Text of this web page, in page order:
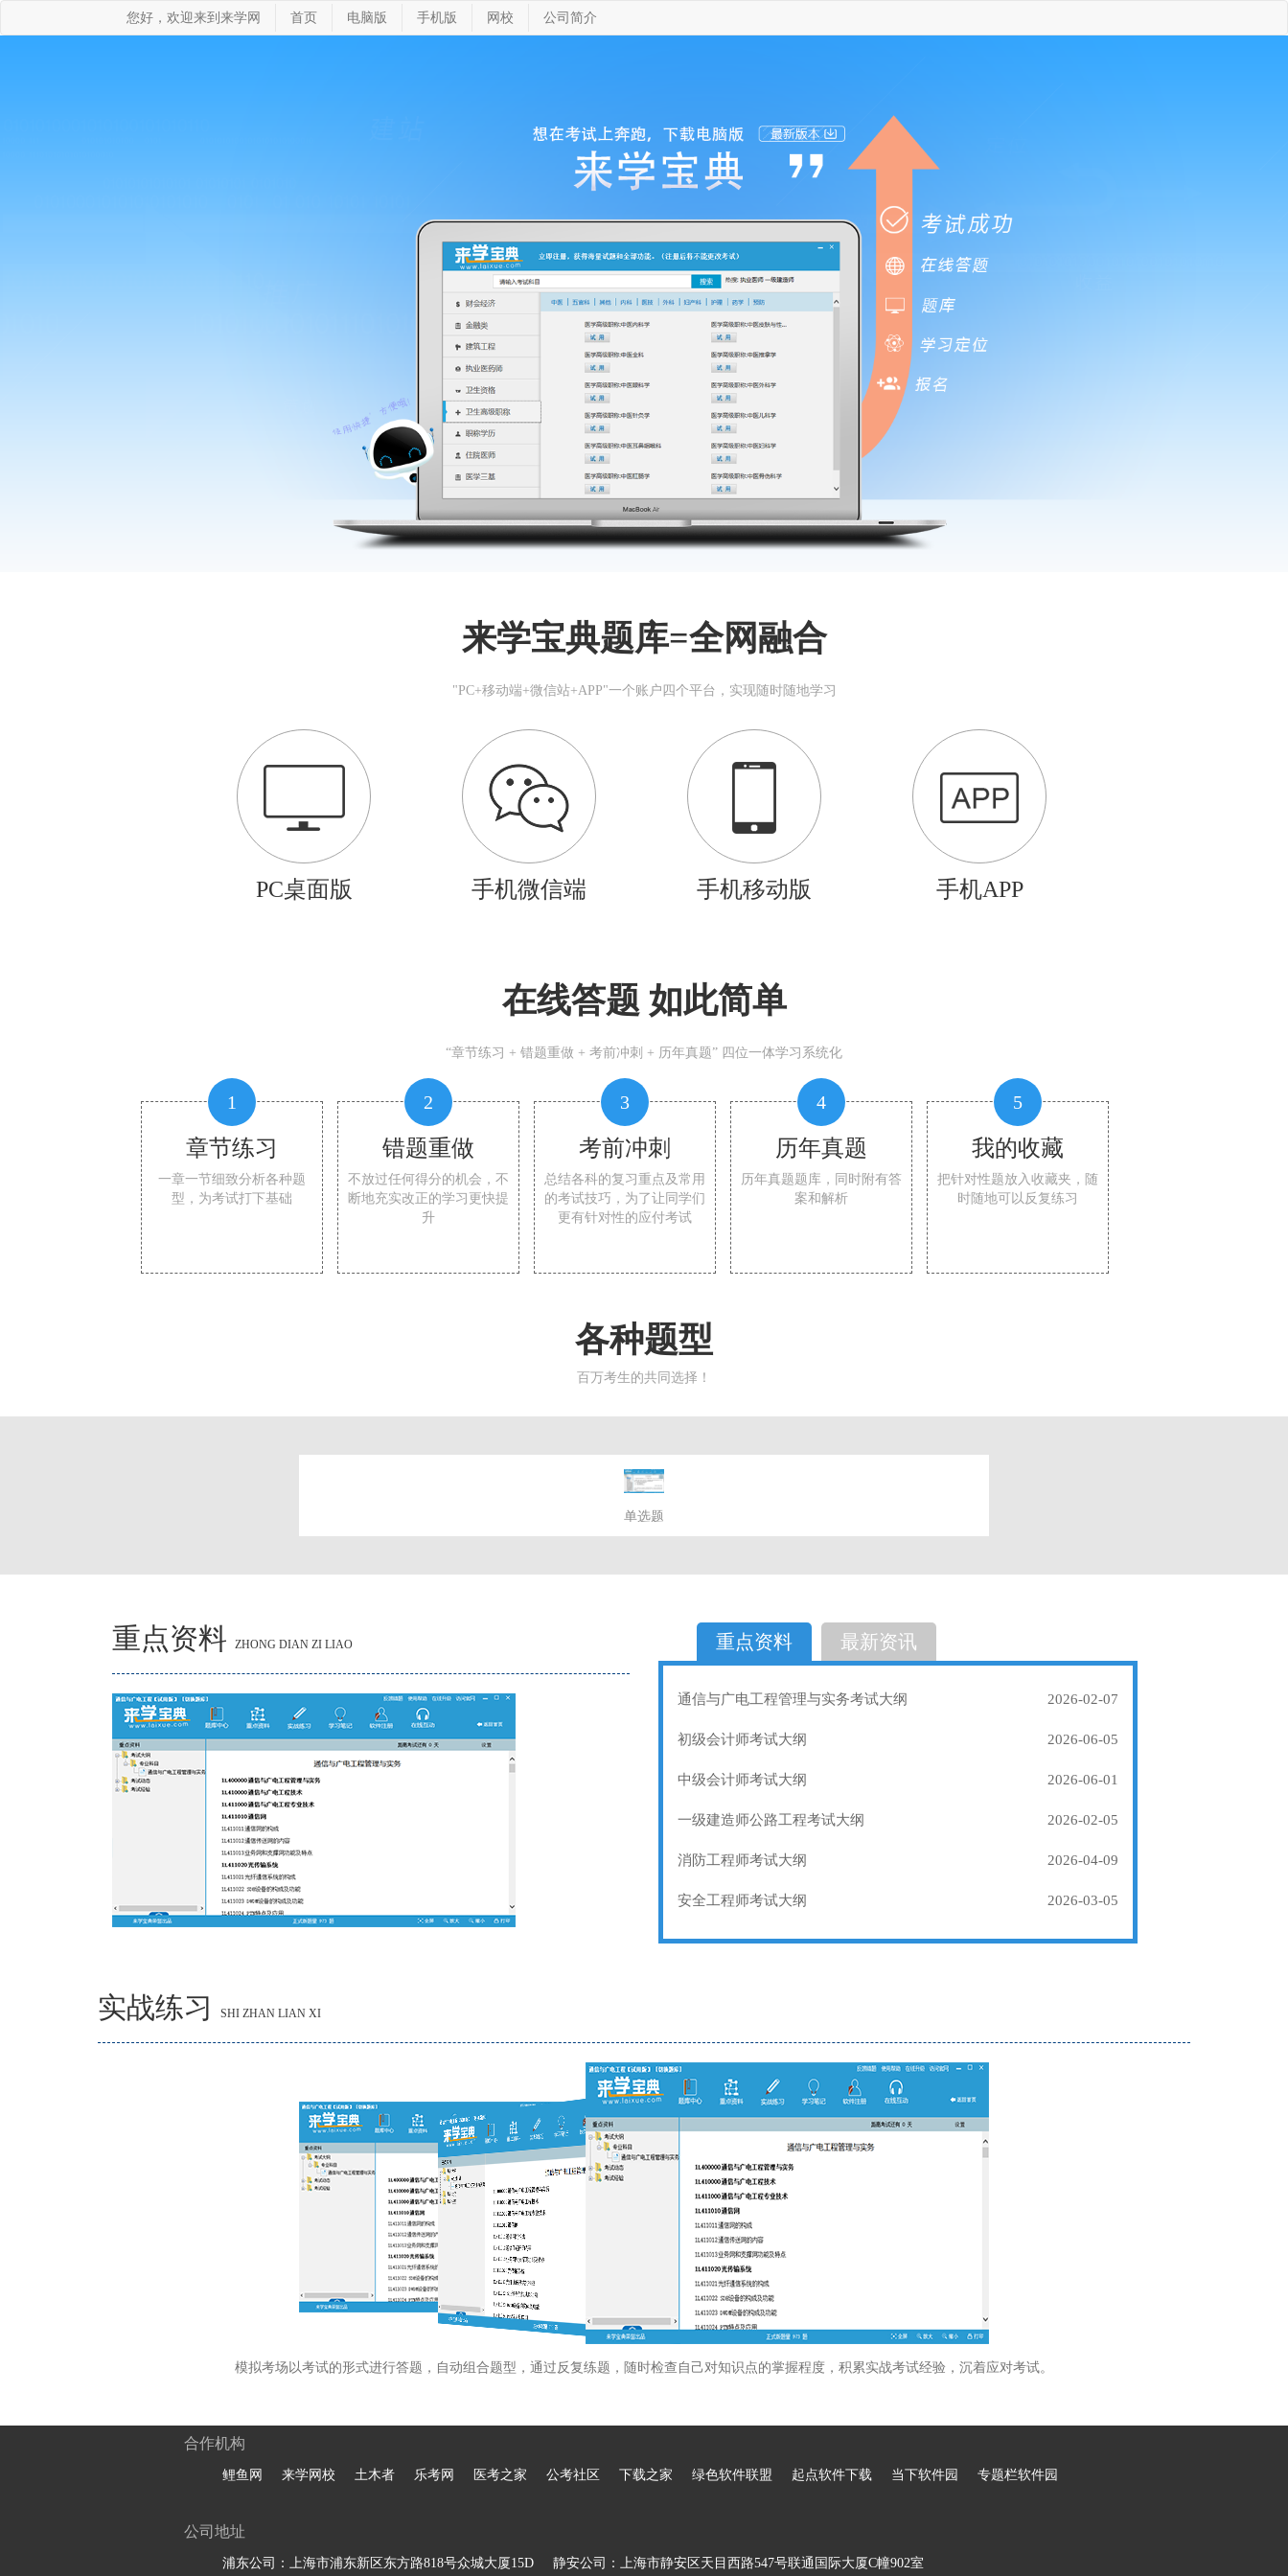
您好，欢迎来到来学网 首页 电脑版 手机版 网校 公司简介
来学宝典题库=全网融合
"PC+移动端+微信站+APP"一个账户四个平台，实现随时随地学习
PC桌面版 手机微信端 手机移动版 手机APP
在线答题 如此简单
“章节练习 + 错题重做 + 考前冲刺 + 历年真题” 四位一体学习系统化
1
章节练习
一章一节细致分析各种题
型，为考试打下基础
2
错题重做
不放过任何得分的机会，不
断地充实改正的学习更快提
升
3
考前冲刺
总结各科的复习重点及常用
的考试技巧，为了让同学们
更有针对性的应付考试
4
历年真题
历年真题题库，同时附有答
案和解析
5
我的收藏
把针对性题放入收藏夹，随
时随地可以反复练习
各种题型
百万考生的共同选择！
单选题
选择题
重点资料 ZHONG DIAN ZI LIAO 重点资料 最新资讯
通信与广电工程管理与实务考试大纲 2026-02-07
初级会计师考试大纲 2026-06-05
中级会计师考试大纲 2026-06-01
一级建造师公路工程考试大纲 2026-02-05
消防工程师考试大纲 2026-04-09
安全工程师考试大纲 2026-03-05
实战练习 SHI ZHAN LIAN XI
模拟考场以考试的形式进行答题，自动组合题型，通过反复练题，随时检查自己对知识点的掌握程度，积累实战考试经验，沉着应对考试。
合作机构
鲤鱼网 来学网校 土木者 乐考网 医考之家 公考社区 下载之家 绿色软件联盟 起点软件下载 当下软件园 专题栏软件园
公司地址
浦东公司：上海市浦东新区东方路818号众城大厦15D 静安公司：上海市静安区天目西路547号联通国际大厦C幢902室